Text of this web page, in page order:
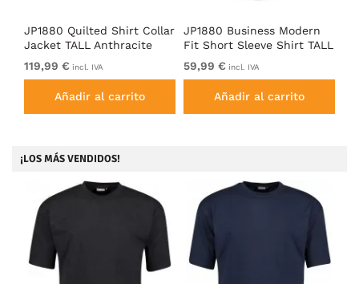
JP1880 Quilted Shirt Collar
Jacket TALL Anthracite
119,99 € incl. IVA
Añadir al carrito
JP1880 Business Modern
Fit Short Sleeve Shirt TALL
Off-White
59,99 € incl. IVA
Añadir al carrito
¡LOS MÁS VENDIDOS!